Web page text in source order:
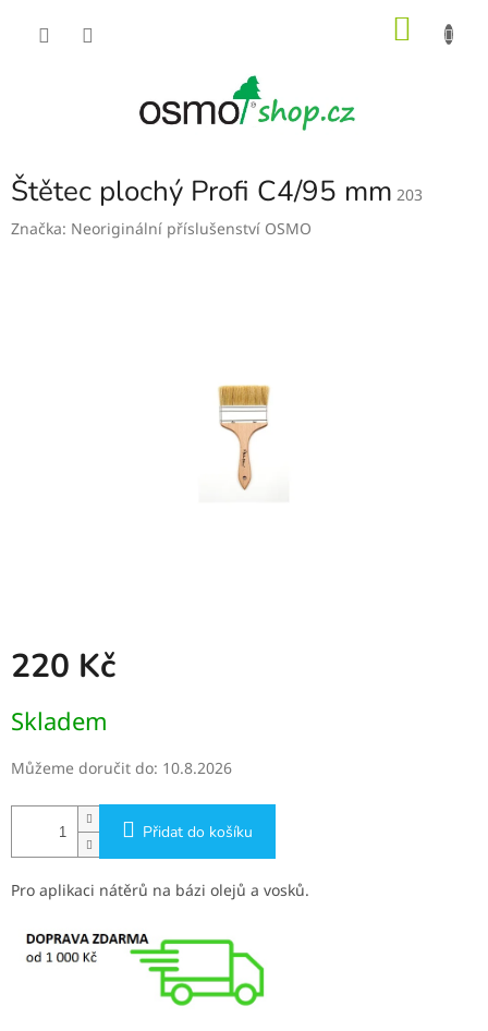
Štětec plochý Profi C4/95 mm 203
Značka: Neoriginální příslušenství OSMO
220 Kč
cena:
Skladem
Můžeme doručit do: 10.8.2026
Přidat do košíku
Pro aplikaci nátěrů na bázi olejů a vosků.